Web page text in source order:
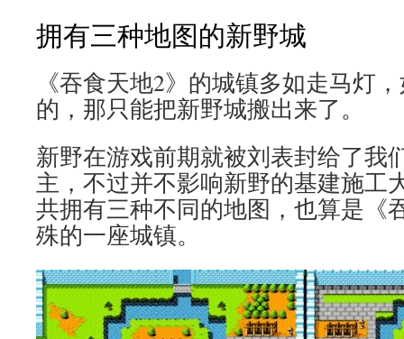
拥有三种地图的新野城
《吞食天地2》的城镇多如走马灯
的，那只能把新野城搬出来了。
新野在游戏前期就被刘表封给了我
主，不过并不影响新野的基建施工
共拥有三种不同的地图，也算是《
殊的一座城镇。